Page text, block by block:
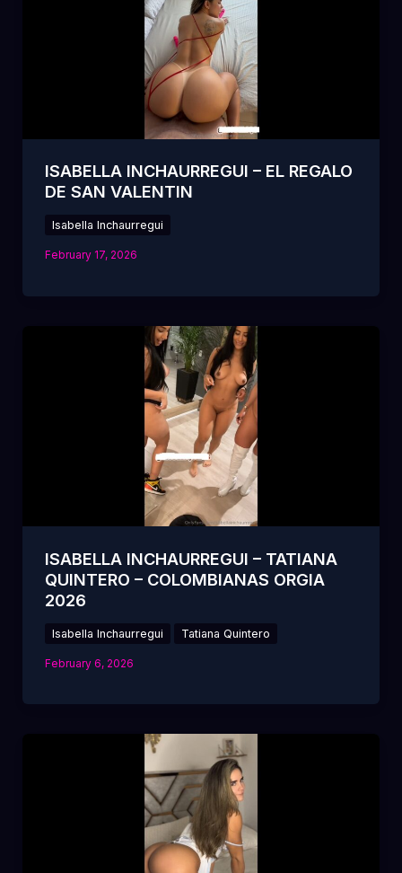
ISABELLA INCHAURREGUI – EL REGALO
DE SAN VALENTIN
Isabella Inchaurregui
February 17, 2026
ISABELLA INCHAURREGUI – TATIANA
QUINTERO – COLOMBIANAS ORGIA
2026
Isabella Inchaurregui Tatiana Quintero
February 6, 2026